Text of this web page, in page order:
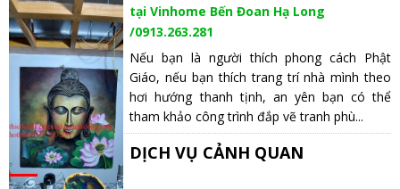
tại Vinhome Bến Đoan Hạ Long
/0913.263.281
Nếu bạn là người thích phong cách Phật
Giáo, nếu bạn thích trang trí nhà mình theo
hơi hướng thanh tịnh, an yên bạn có thể
tham khảo công trình đắp vẽ tranh phù...
DỊCH VỤ CẢNH QUAN